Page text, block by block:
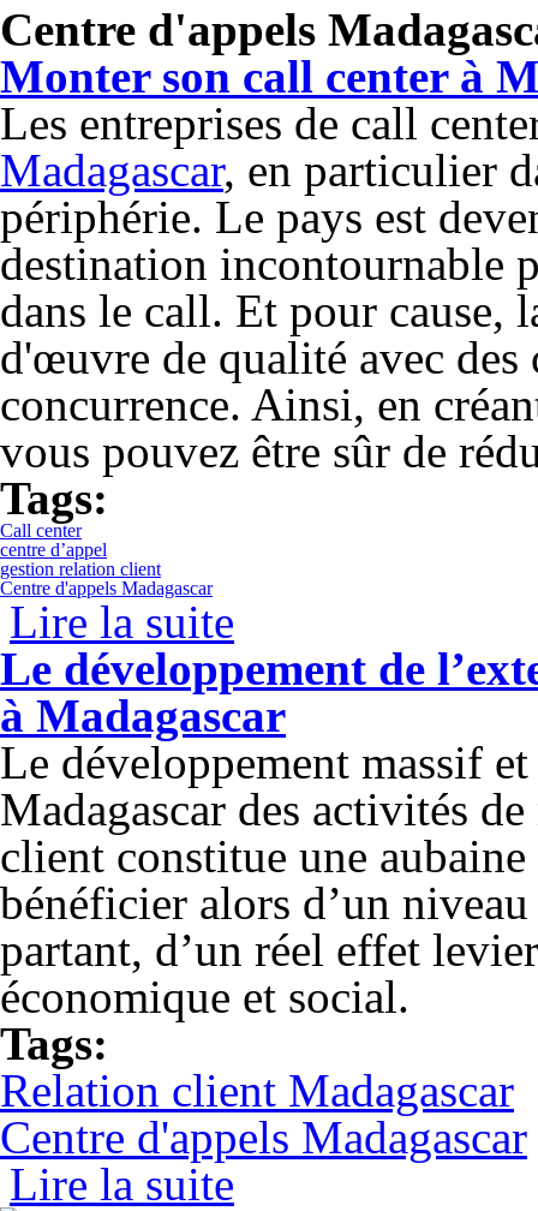
Centre d'appels
Monter son call center à
Les entreprises de call
Madagascar, en particulier
périphérie. Le pays est
destination incontournable
dans le call. Et pour cause,
d'œuvre de qualité avec
concurrence. Ainsi, en
vous pouvez être sûr de
Tags:
Call center
centre d’appel
gestion relation client
Centre d'appels Madagascar
Lire la suite
Le développement de
à Madagascar
Le développement massif
Madagascar des activités
client constitue une
bénéficier alors d’un
partant, d’un réel effet
économique et social.
Tags:
Relation client Madagascar
Centre d'appels Madagascar
Lire la suite de Le développement de